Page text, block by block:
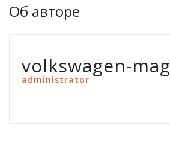
Об авторе
volkswagen-mag
administrator